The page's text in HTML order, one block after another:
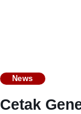
News
Cetak